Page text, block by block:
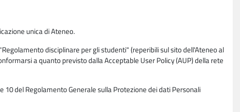
unica di Ateneo.
disciplinare per gli studenti" (reperibili sul sito dell'Ateneo al
a quanto previsto dalla Acceptable User Policy (AUP) della rete
del Regolamento Generale sulla Protezione dei dati Personali